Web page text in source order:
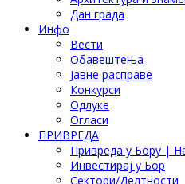
Дан града
Инфо
Вести
Обавештења
Јавне расправе
Конкурси
Одлуке
Огласи
ПРИВРЕДА
Привреда у Бору |
Инвестирај у Бор
Сектори/Делтности